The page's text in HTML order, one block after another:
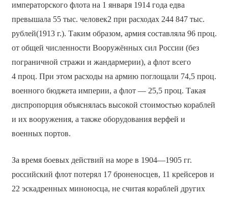
императорского флота на 1 января 1914 года едва
превышала 55 тыс. человек2 при расходах 244 847 тыс.
рублей(1913 г.). Таким образом, армия составляла 96 проц.
от общей численности Вооружённых сил России (без
пограничной стражи и жандармерии), а флот всего
4 проц. При этом расходы на армию поглощали 74,5 проц.
военного бюджета империи, а флот — 25,5 проц. Такая
диспропорция объяснялась высокой стоимостью кораблей
и их вооружения, а также оборудования верфей и
военных портов.
За время боевых действий на море в 1904—1905 гг.
российский флот потерял 17 броненосцев, 11 крейсеров и
22 эскадренных миноносца, не считая кораблей других